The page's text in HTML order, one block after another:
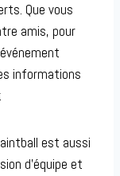
Que vous
amis, pour
informations
est aussi
d’équipe et